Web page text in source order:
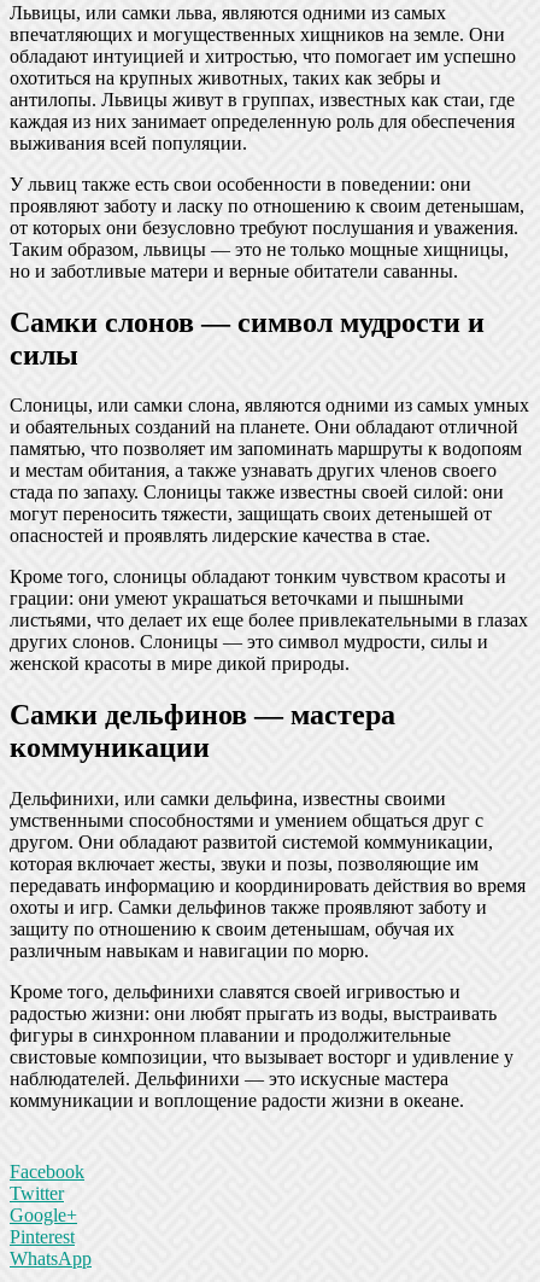
Львицы, или самки льва, являются одними из самых
впечатляющих и могущественных хищников на земле. Они
обладают интуицией и хитростью, что помогает им успешно
охотиться на крупных животных, таких как зебры и
антилопы. Львицы живут в группах, известных как стаи, где
каждая из них занимает определенную роль для обеспечения
выживания всей популяции.
У львиц также есть свои особенности в поведении: они
проявляют заботу и ласку по отношению к своим детенышам,
от которых они безусловно требуют послушания и уважения.
Таким образом, львицы — это не только мощные хищницы,
но и заботливые матери и верные обитатели саванны.
Самки слонов — символ мудрости и
силы
Слоницы, или самки слона, являются одними из самых умных
и обаятельных созданий на планете. Они обладают отличной
памятью, что позволяет им запоминать маршруты к водопоям
и местам обитания, а также узнавать других членов своего
стада по запаху. Слоницы также известны своей силой: они
могут переносить тяжести, защищать своих детенышей от
опасностей и проявлять лидерские качества в стае.
Кроме того, слоницы обладают тонким чувством красоты и
грации: они умеют украшаться веточками и пышными
листьями, что делает их еще более привлекательными в глазах
других слонов. Слоницы — это символ мудрости, силы и
женской красоты в мире дикой природы.
Самки дельфинов — мастера
коммуникации
Дельфинихи, или самки дельфина, известны своими
умственными способностями и умением общаться друг с
другом. Они обладают развитой системой коммуникации,
которая включает жесты, звуки и позы, позволяющие им
передавать информацию и координировать действия во время
охоты и игр. Самки дельфинов также проявляют заботу и
защиту по отношению к своим детенышам, обучая их
различным навыкам и навигации по морю.
Кроме того, дельфинихи славятся своей игривостью и
радостью жизни: они любят прыгать из воды, выстраивать
фигуры в синхронном плавании и продолжительные
свистовые композиции, что вызывает восторг и удивление у
наблюдателей. Дельфинихи — это искусные мастера
коммуникации и воплощение радости жизни в океане.
Facebook
Twitter
Google+
Pinterest
WhatsApp